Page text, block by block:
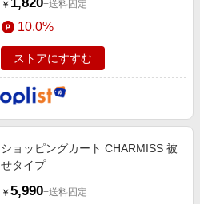
￥ +送料固定
10.0%
ストアにすすむ
ショッピングカート CHARMISS 被
せタイプ
￥ 5,990+送料固定